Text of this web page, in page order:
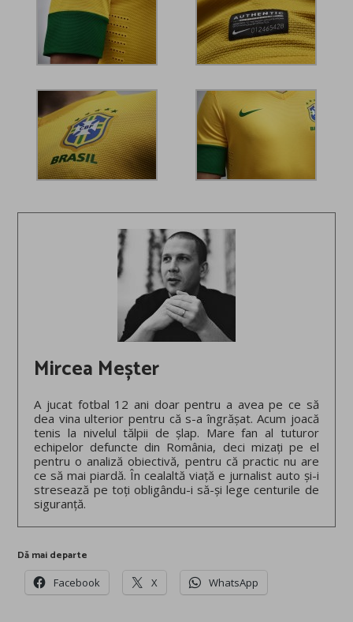
Mircea Meșter
A jucat fotbal 12 ani doar pentru a avea pe ce să
dea vina ulterior pentru că s-a îngrășat. Acum joacă
tenis la nivelul tălpii de șlap. Mare fan al tuturor
echipelor defuncte din România, deci mizați pe el
pentru o analiză obiectivă, pentru că practic nu are
ce să mai piardă. În cealaltă viață e jurnalist auto și-i
stresează pe toți obligându-i să-și lege centurile de
siguranță.
Dă mai departe
Facebook X WhatsApp